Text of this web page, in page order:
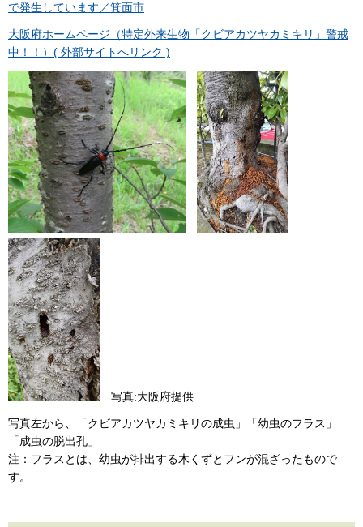
で発生しています／箕面市
大阪府ホームページ（特定外来生物「クビアカツヤカミキリ」警戒
中！！）( 外部サイトへリンク )
写真:大阪府提供
写真左から、「クビアカツヤカミキリの成虫」「幼虫のフラス」
「成虫の脱出孔」
注：フラスとは、幼虫が排出する木くずとフンが混ざったもので
す。